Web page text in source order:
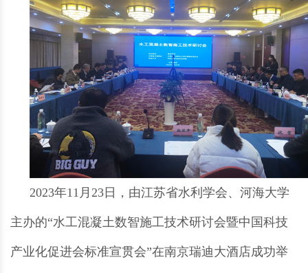
2023年11月23日，由江苏省水利学会、河海大学
主办的“水工混凝土数智施工技术研讨会暨中国科技
产业化促进会标准宣贯会”在南京瑞迪大酒店成功举